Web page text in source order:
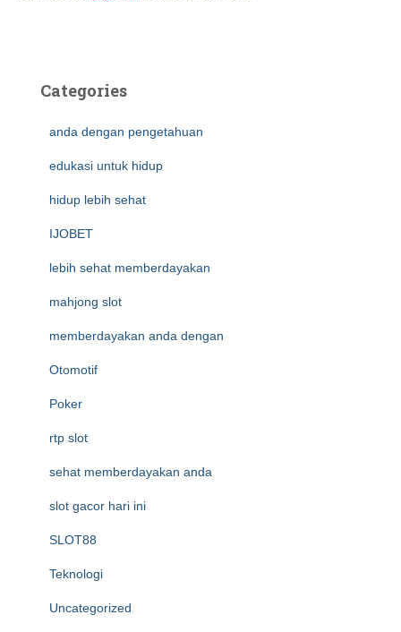
Categories
anda dengan pengetahuan
edukasi untuk hidup
hidup lebih sehat
IJOBET
lebih sehat memberdayakan
mahjong slot
memberdayakan anda dengan
Otomotif
Poker
rtp slot
sehat memberdayakan anda
slot gacor hari ini
SLOT88
Teknologi
Uncategorized